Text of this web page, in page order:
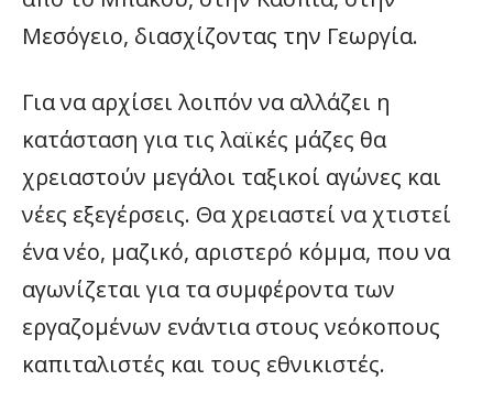
Μεσόγειο, διασχίζοντας την Γεωργία.
Για να αρχίσει λοιπόν να αλλάζει η
κατάσταση για τις λαϊκές μάζες θα
χρειαστούν μεγάλοι ταξικοί αγώνες και
νέες εξεγέρσεις. Θα χρειαστεί να χτιστεί
ένα νέο, μαζικό, αριστερό κόμμα, που να
αγωνίζεται για τα συμφέροντα των
εργαζομένων ενάντια στους νεόκοπους
καπιταλιστές και τους εθνικιστές.